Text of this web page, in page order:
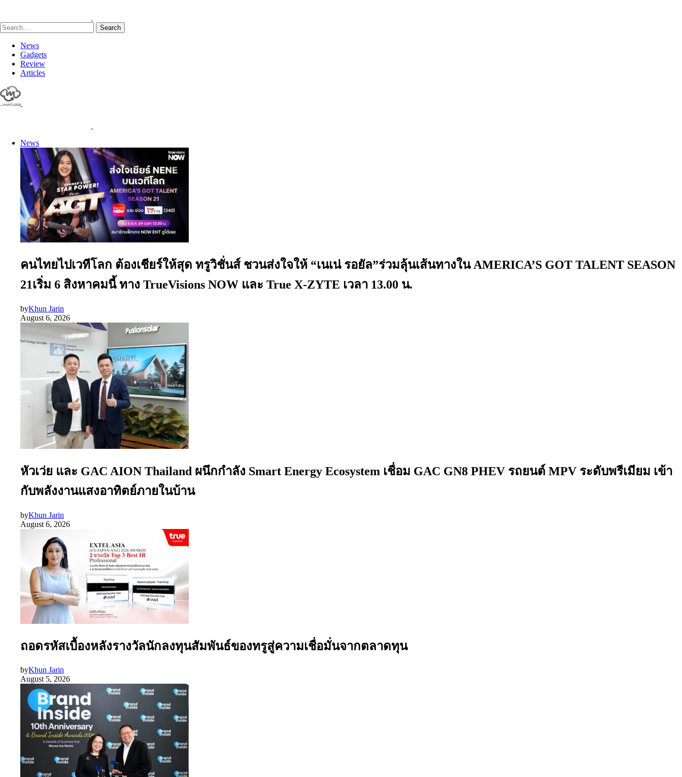
Search
News
Gadgets
Review
Articles
News
คนไทยไปเวทีโลก ต้องเชียร์ให้สุด ทรูวิชั่นส์ ชวนส่งใจให้ “เนเน่ รอยัล”ร่วมลุ้นเส้นทางใน AMERICA’S GOT TALENT SEASON
21เริ่ม 6 สิงหาคมนี้ ทาง TrueVisions NOW และ True X-ZYTE เวลา 13.00 น.
byKhun Jarin
August 6, 2026
หัวเว่ย และ GAC AION Thailand ผนึกกำลัง Smart Energy Ecosystem เชื่อม GAC GN8 PHEV รถยนต์ MPV ระดับพรีเมียม เข้า
กับพลังงานแสงอาทิตย์ภายในบ้าน
byKhun Jarin
August 6, 2026
ถอดรหัสเบื้องหลังรางวัลนักลงทุนสัมพันธ์ของทรูสู่ความเชื่อมั่นจากตลาดทุน
byKhun Jarin
August 5, 2026